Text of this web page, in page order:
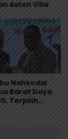
Aston Villa
Nahkodai
Barat Daya
Terpilih